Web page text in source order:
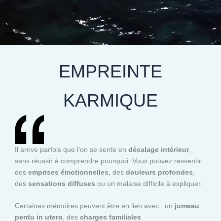
EMPREINTE
KARMIQUE
Il arrive parfois que l’on se sente en décalage intérieur,
sans réussir à comprendre pourquoi. Vous pouvez ressentir
des emprises émotionnelles , des douleurs profondes
des sensations diffuses ou un malaise difficile à expliquer.
Certaines mémoires peuvent être en lien avec : un jumeau
perdu in utero , des charges familiales